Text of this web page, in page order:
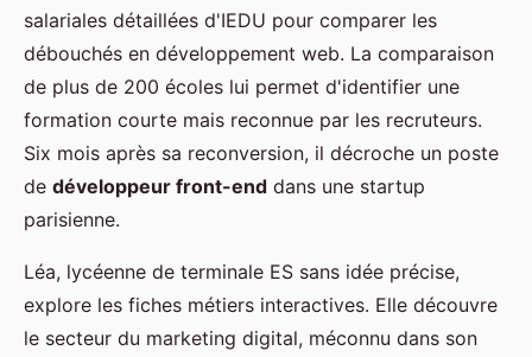
salariales détaillées d'IEDU pour comparer les
débouchés en développement web. La comparaison
de plus de 200 écoles lui permet d'identifier une
formation courte mais reconnue par les recruteurs.
Six mois après sa reconversion, il décroche un poste
de développeur front-end dans une startup
parisienne.
Léa, lycéenne de terminale ES sans idée précise,
explore les fiches métiers interactives. Elle découvre
le secteur du marketing digital, méconnu dans son